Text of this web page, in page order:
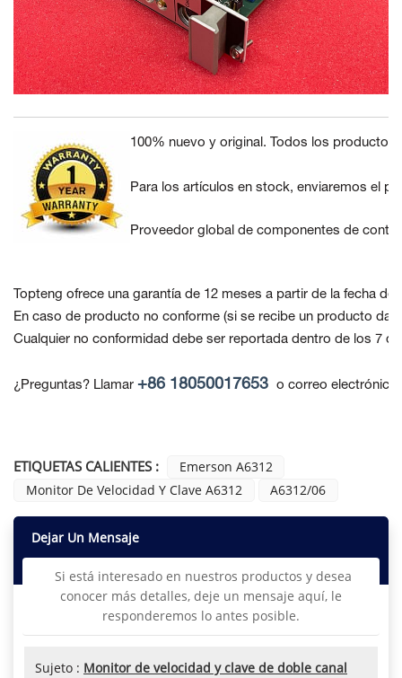
100% nuevo y original. Todos los productos
Para los artículos en stock, enviaremos el
Proveedor global de componentes de
Topteng ofrece una garantía de 12 meses a partir de la fecha de
En caso de producto no conforme (si se recibe un producto
Cualquier no conformidad debe ser reportada dentro de los 7
¿Preguntas? Llamar +86 18050017653 o correo electrónico
ETIQUETAS CALIENTES :
Emerson A6312
Monitor De Velocidad Y Clave A6312
A6312/06
Dejar Un Mensaje
Si está interesado en nuestros productos y desea
conocer más detalles, deje un mensaje aquí, le
responderemos lo antes posible.
Sujeto : Monitor de velocidad y clave de doble canal